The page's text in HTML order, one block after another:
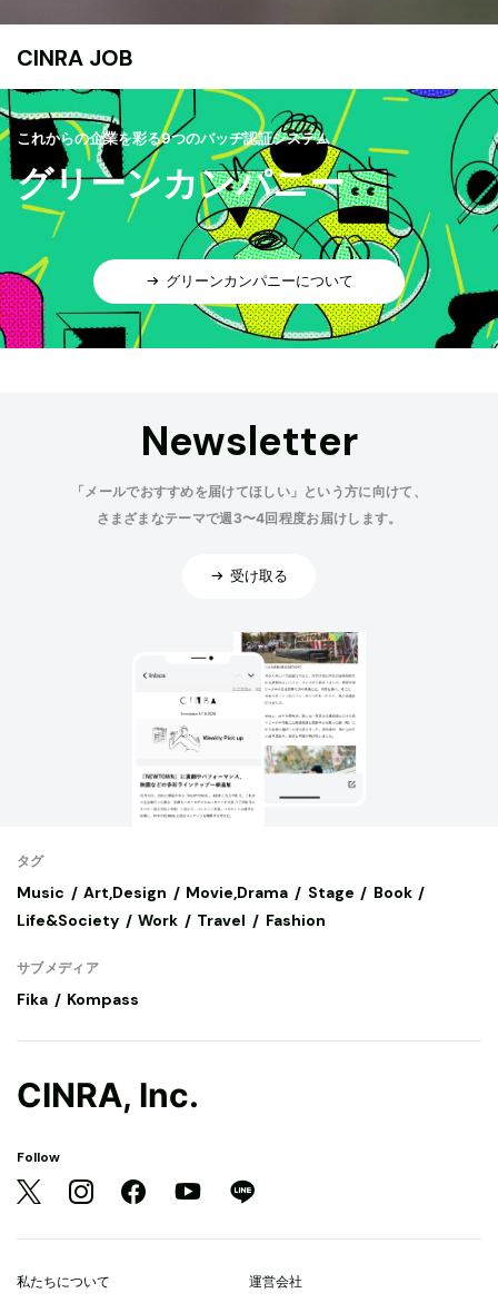
CINRA JOB
これからの企業を彩る9つのバッヂ認証システム
グリーンカンパニー
グリーンカンパニーについて
Newsletter
「メールでおすすめを届けてほしい」という方に向けて、
さまざまなテーマで週3〜4回程度お届けします。
受け取る
タグ
Music Art,Design Movie,Drama Stage
Book
Life&Society
Work Travel Fashion
サブメディア
Fika Kompass
CINRA, Inc.
Follow
私たちについて 運営会社